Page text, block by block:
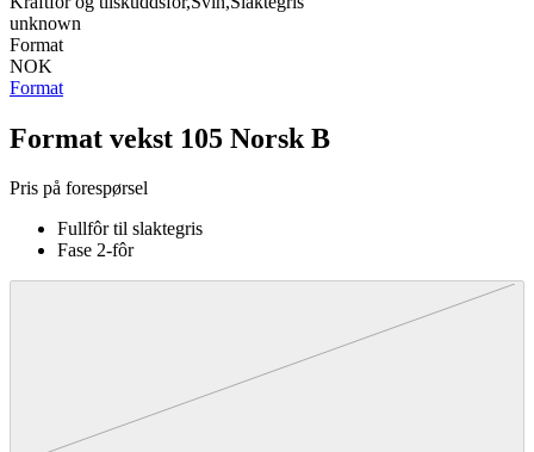
unknown
Format
NOK
Format
Format vekst 105 Norsk B
Pris på forespørsel
Fullfôr til slaktegris
Fase 2-fôr